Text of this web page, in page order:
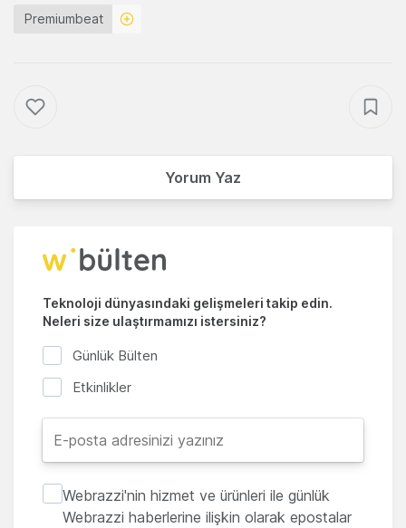
Premiumbeat
Yorum Yaz
Teknoloji dünyasındaki gelişmeleri takip edin.
Neleri size ulaştırmamızı istersiniz?
Günlük Bülten
Etkinlikler
Webrazzi'nin hizmet ve ürünleri ile günlük
Webrazzi haberlerine ilişkin olarak epostalar